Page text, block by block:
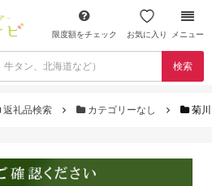
限度額をチェック お気に入り メニュー
検索
返礼品検索 カテゴリーなし 菊